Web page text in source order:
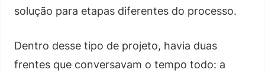
solução para etapas diferentes do processo.
Dentro desse tipo de projeto, havia duas
frentes que conversavam o tempo todo: a